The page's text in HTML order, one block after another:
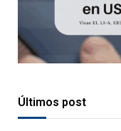
Últimos post